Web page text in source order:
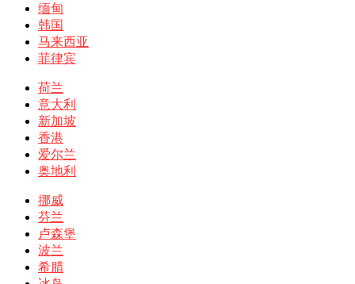
缅甸
韩国
马来西亚
菲律宾
荷兰
意大利
新加坡
香港
爱尔兰
奥地利
挪威
芬兰
卢森堡
波兰
希腊